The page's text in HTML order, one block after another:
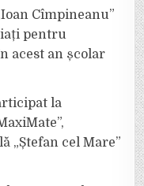
Cîmpineanu”
pentru
acest an școlar
la
„Ștefan cel Mare”